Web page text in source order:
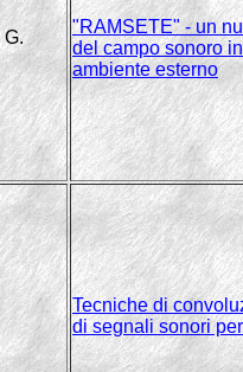
"RAMSETE" - un
del campo sonoro
ambiente esterno
Tecniche di
di segnali sonori